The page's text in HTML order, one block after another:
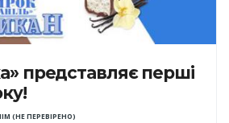
представляє перші
(НЕ ПЕРЕВІРЕНО)